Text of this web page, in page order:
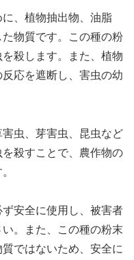
、植物抽出物、油脂
物質です。この種の粉
殺します。また、植物
応を遮断し、害虫の幼
虫、芽害虫、昆虫など
殺すことで、農作物の
安全に使用し、被害者
。また、この種の粉末
ではないため、安全に